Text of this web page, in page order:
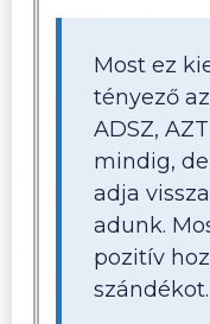
Most ez
tényező
ADSZ,
mindig,
adja
adunk.
pozitív
szándékot.